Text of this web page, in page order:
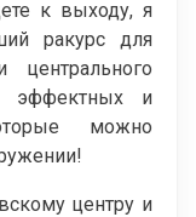
к выходу, я
ракурс для
центрального
эффектных и
можно
центру и